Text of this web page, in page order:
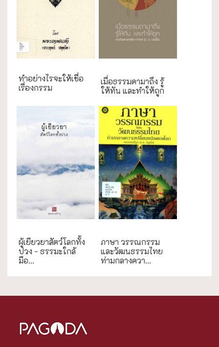
ทำอย่างไรจะให้เชื่อ
เรื่องกรรม
เมื่อธรรมดามาถึง รู้
ให้ทัน และทำให้ถูก
ผู้เยียวยาสัตว์โลกทั้ง
ปวง - ธรรมะใกล้
มือ...
ภาษา วรรณกรรม
และวัฒนธรรมไทย
ท่ามกลางควา...